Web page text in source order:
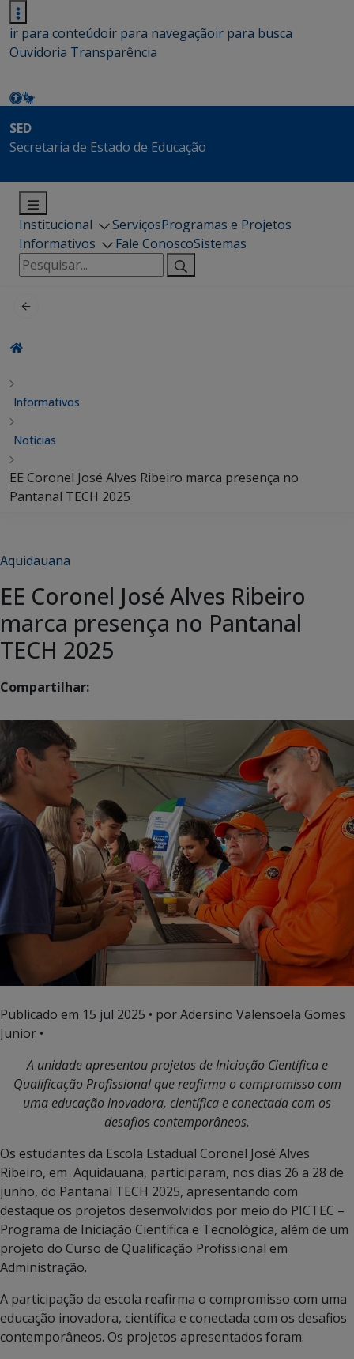
ir para conteúdoir para navegaçãoir para busca
Ouvidoria Transparência
SED
Secretaria de Estado de Educação
Institucional ServiçosProgramas e Projetos
Informativos
Fale ConoscoSistemas
Pesquisar
por:
Informativos
Notícias
EE Coronel José Alves Ribeiro marca presença no
Pantanal TECH 2025
Aquidauana
EE Coronel José Alves Ribeiro
marca presença no Pantanal
TECH 2025
Compartilhar:
Publicado em 15 jul 2025 • por Adersino Valensoela Gomes
Junior •
A unidade apresentou projetos de Iniciação Científica e
Qualificação Profissional quereafirma o compromisso com
uma educação inovadora, científica e conectada com os
desafios contemporâneos.
Os estudantes da Escola Estadual Coronel José Alves
Ribeiro, em Aquidauana, participaram, nos dias 26 a 28 de
junho, do Pantanal TECH 2025, apresentando com
destaque os projetos desenvolvidos por meio do PICTEC –
Programa de Iniciação Científica e Tecnológica, além de um
projeto do Curso de Qualificação Profissional em
Administração.
A participação da escola reafirma o compromisso com uma
educação inovadora, científica e conectada com os desafios
contemporâneos. Os projetos apresentados foram: